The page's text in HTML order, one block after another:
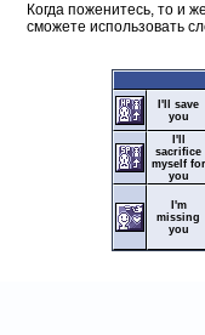
Когда поженитесь, то и
сможете использовать
I'll save
you
I'll
sacrifice
myself for
you
I'm
missing
you